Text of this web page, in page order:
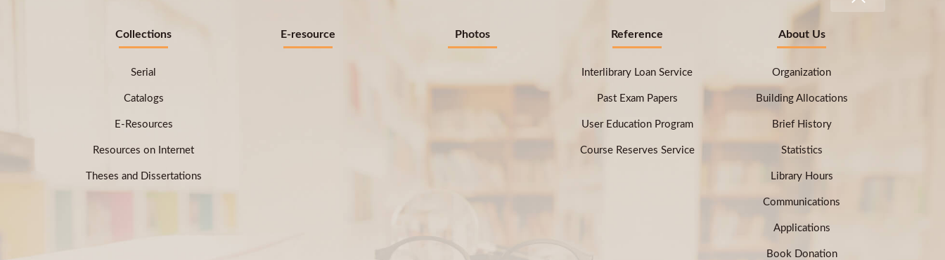
Collections
Serial
Catalogs
E-Resources
Resources on Internet
Theses and Dissertations
E-resource Photos Reference
Interlibrary Loan Service
Past Exam Papers
User Education Program
Course Reserves Service
About Us
Organization
Building Allocations
Brief History
Statistics
Library Hours
Communications
Applications
Book Donation